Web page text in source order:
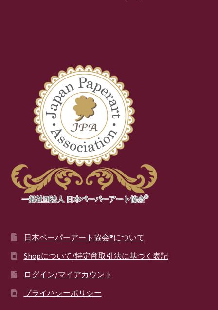
日本ペーパーアート協会®について
Shopについて/特定商取引法に基づく表記
ログイン/マイアカウント
プライバシーポリシー